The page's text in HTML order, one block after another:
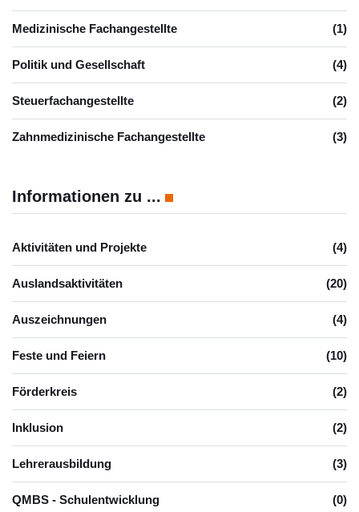
Medizinische Fachangestellte (1)
Politik und Gesellschaft (4)
Steuerfachangestellte (2)
Zahnmedizinische Fachangestellte (3)
Informationen zu ...
Aktivitäten und Projekte (4)
Auslandsaktivitäten (20)
Auszeichnungen (4)
Feste und Feiern (10)
Förderkreis (2)
Inklusion (2)
Lehrerausbildung (3)
QMBS - Schulentwicklung (0)